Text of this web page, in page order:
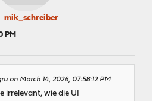
mik_schreiber
PM
on March 14, 2026, 07:58:12 PM
irrelevant, wie die UI